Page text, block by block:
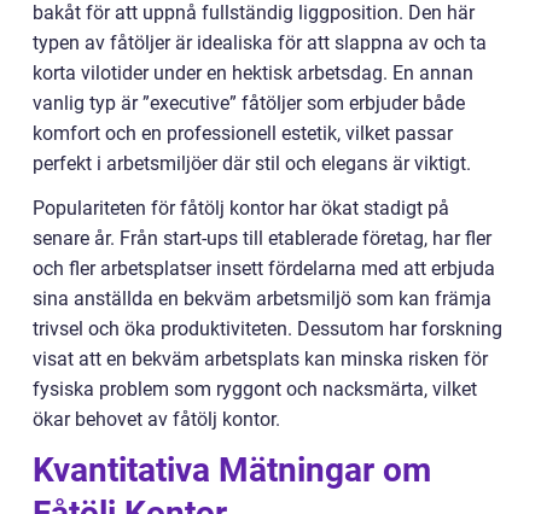
bakåt för att uppnå fullständig liggposition. Den här
typen av fåtöljer är idealiska för att slappna av och ta
korta vilotider under en hektisk arbetsdag. En annan
vanlig typ är ”executive” fåtöljer som erbjuder både
komfort och en professionell estetik, vilket passar
perfekt i arbetsmiljöer där stil och elegans är viktigt.
Populariteten för fåtölj kontor har ökat stadigt på
senare år. Från start-ups till etablerade företag, har fler
och fler arbetsplatser insett fördelarna med att erbjuda
sina anställda en bekväm arbetsmiljö som kan främja
trivsel och öka produktiviteten. Dessutom har forskning
visat att en bekväm arbetsplats kan minska risken för
fysiska problem som ryggont och nacksmärta, vilket
ökar behovet av fåtölj kontor.
Kvantitativa Mätningar om